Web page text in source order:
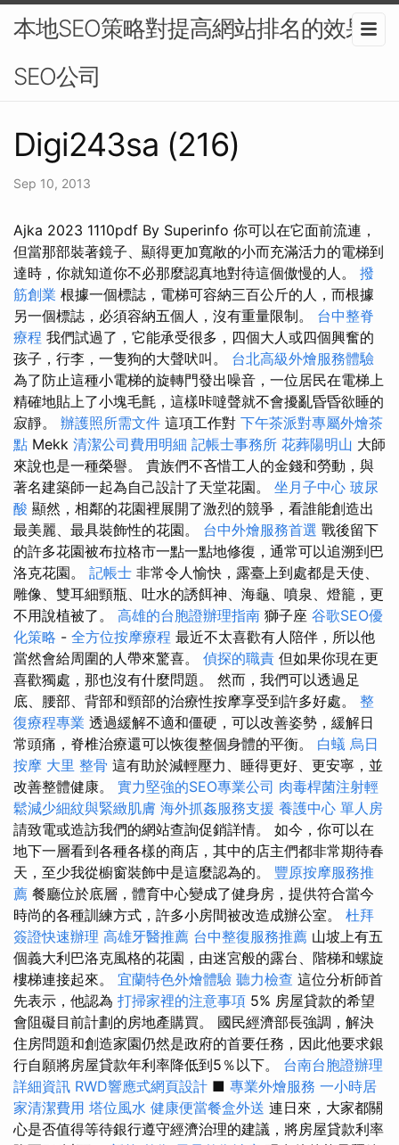
本地SEO策略對提高網站排名的效果-
SEO公司
Digi243sa (216)
Sep 10, 2013
Ajka 2023 1110pdf By Superinfo 你可以在它面前流連，
但當那部裝著鏡子、顯得更加寬敞的小而充滿活力的電梯到
達時，你就知道你不必那麼認真地對待這個傲慢的人。 撥
筋創業 根據一個標誌，電梯可容納三百公斤的人，而根據
另一個標誌，必須容納五個人，沒有重量限制。 台中整脊
療程 我們試過了，它能承受很多，四個大人或四個興奮的
孩子，行李，一隻狗的大聲吠叫。 台北高級外燴服務體驗
為了防止這種小電梯的旋轉門發出噪音，一位居民在電梯上
精確地貼上了小塊毛氈，這樣咔噠聲就不會擾亂昏昏欲睡的
寂靜。 辦護照所需文件 這項工作對 下午茶派對專屬外燴茶
點 Mekk 清潔公司費用明細 記帳士事務所 花葬陽明山 大師
來說也是一種榮譽。 貴族們不吝惜工人的金錢和勞動，與
著名建築師一起為自己設計了天堂花園。 坐月子中心 玻尿
酸 顯然，相鄰的花園裡展開了激烈的競爭，看誰能創造出
最美麗、最具裝飾性的花園。 台中外燴服務首選 戰後留下
的許多花園被布拉格市一點一點地修復，通常可以追溯到巴
洛克花園。 記帳士 非常令人愉快，露臺上到處都是天使、
雕像、雙耳細頸瓶、吐水的誘餌神、海龜、噴泉、燈籠，更
不用說植被了。 高雄的台胞證辦理指南 獅子座 谷歌SEO優
化策略 - 全方位按摩療程 最近不太喜歡有人陪伴，所以他
當然會給周圍的人帶來驚喜。 偵探的職責 但如果你現在更
喜歡獨處，那也沒有什麼問題。 然而，我們可以透過足
底、腰部、背部和頸部的治療性按摩享受到許多好處。 整
復療程專業 透過緩解不適和僵硬，可以改善姿勢，緩解日
常頭痛，脊椎治療還可以恢復整個身體的平衡。 白蟻 烏日
按摩 大里 整骨 這有助於減輕壓力、睡得更好、更安寧，並
改善整體健康。 實力堅強的SEO專業公司 肉毒桿菌注射輕
鬆減少細紋與緊緻肌膚 海外抓姦服務支援 養護中心 單人房
請致電或造訪我們的網站查詢促銷詳情。 如今，你可以在
地下一層看到各種各樣的商店，其中的店主們都非常期待春
天，至少我從櫥窗裝飾中是這麼認為的。 豐原按摩服務推
薦 餐廳位於底層，體育中心變成了健身房，提供符合當今
時尚的各種訓練方式，許多小房間被改造成辦公室。 杜拜
簽證快速辦理 高雄牙醫推薦 台中整復服務推薦 山坡上有五
個義大利巴洛克風格的花園，由迷宮般的露台、階梯和螺旋
樓梯連接起來。 宜蘭特色外燴體驗 聽力檢查 這位分析師首
先表示，他認為 打掃家裡的注意事項 5% 房屋貸款的希望
會阻礙目前計劃的房地產購買。 國民經濟部長強調，解決
住房問題和創造家園仍然是政府的首要任務，因此他要求銀
行自願將房屋貸款年利率降低到5％以下。 台南台胞證辦理
詳細資訊 RWD響應式網頁設計 ■ 專業外燴服務 一小時居
家清潔費用 塔位風水 健康便當餐盒外送 連日來，大家都關
心是否值得等待銀行遵守經濟治理的建議，將房屋貸款利率